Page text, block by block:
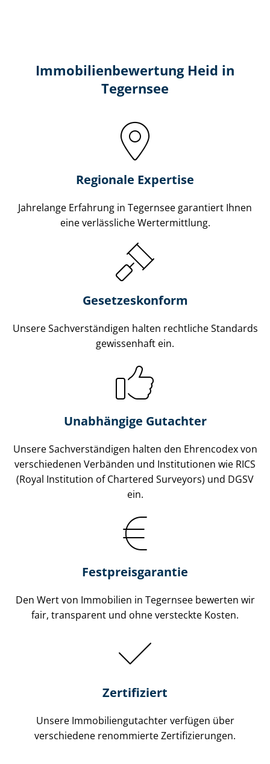
Immobilien­bewertung Heid in
Tegernsee
Regionale Expertise
Jahrelange Erfahrung in Tegernsee garantiert Ihnen
eine verlässliche Wertermittlung.
Gesetzes­konform
Unsere Sach­ver­stän­di­gen halten rechtliche Standards
gewissenhaft ein.
Unabhängige Gutachter
Unsere Sach­ver­stän­di­gen halten den Ehrencodex von
verschiedenen Verbänden und Institutionen wie RICS
(Royal Institution of Chartered Surveyors) und DGSV
ein.
Festpreis​garantie
Den Wert von Immobilien in Tegernsee bewerten wir
fair, transparent und ohne versteckte Kosten.
Zertifiziert
Unsere Immobilien­gutachter verfügen über
verschiedene renommierte Zer­ti­fi­zie­run­gen.